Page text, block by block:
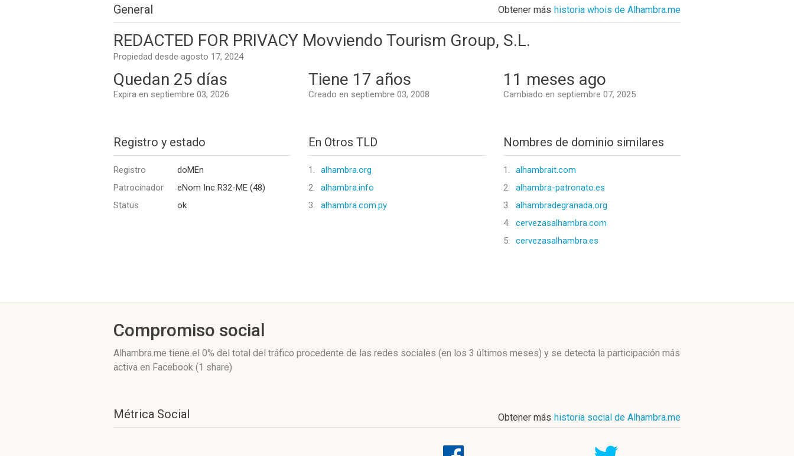
General Obtener más historia whois de Alhambra.me
REDACTED FOR PRIVACY Movviendo Tourism Group, S.L.
Propiedad desde agosto 17, 2024
Quedan 25 días
Expira en septiembre 03, 2026
Tiene 17 años
Creado en septiembre 03, 2008
11 meses ago
Cambiado en septiembre 07, 2025
Registro y estado
Registro
doMEn
Patrocinador
eNom Inc R32-ME (48)
Status
ok
En Otros TLD
1.
alhambra.org
2.
alhambra.info
3.
alhambra.com.py
Nombres de dominio similares
1.
alhambrait.com
2.
alhambra-patronato.es
3.
alhambradegranada.org
4.
cervezasalhambra.com
5.
cervezasalhambra.es
Compromiso social
Alhambra.me tiene el 0% del total del tráfico procedente de las redes sociales (en los 3 últimos meses) y se detecta la participación más
activa en Facebook (1 share)
Métrica Social Obtener más historia social de Alhambra.me